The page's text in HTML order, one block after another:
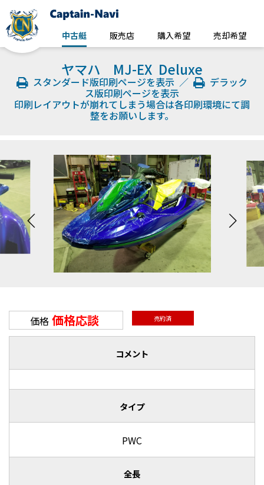
中古艇 販売店 購入希望 売却希望
ヤマハ MJ-EX Deluxe
スタンダード版印刷ページを表示 ／
デラック
ス版印刷ページを表示
印刷レイアウトが崩れてしまう場合は各印刷環境にて調
整をお願いします。
価格 価格応談 売約済
コメント
タイプ
PWC
全長